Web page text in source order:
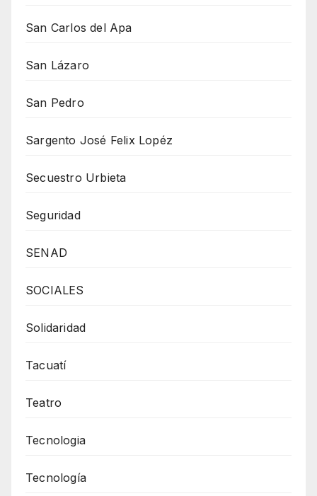
San Carlos del Apa
San Lázaro
San Pedro
Sargento José Felix Lopéz
Secuestro Urbieta
Seguridad
SENAD
SOCIALES
Solidaridad
Tacuatí
Teatro
Tecnologia
Tecnología